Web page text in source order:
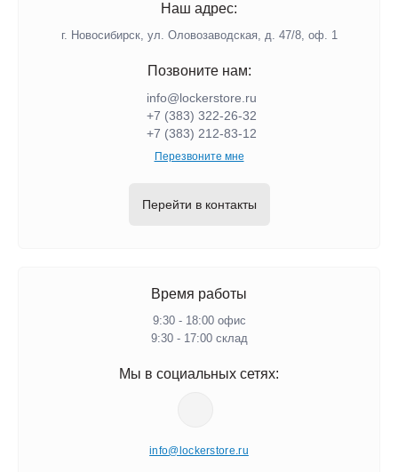
Наш адрес:
г. Новосибирск, ул. Оловозаводская, д. 47/8, оф. 1
Позвоните нам:
info@lockerstore.ru
+7 (383) 322-26-32
+7 (383) 212-83-12
Перезвоните мне
Перейти в контакты
Время работы
9:30 - 18:00 офис
9:30 - 17:00 склад
Мы в социальных сетях:
info@lockerstore.ru